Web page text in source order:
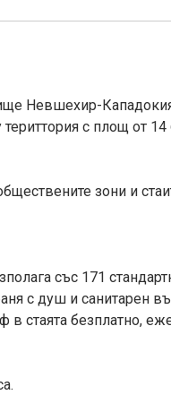
Невшехир-
с площ от 14
зони и
със 171
с душ и санитарен
в стаята безплатно,